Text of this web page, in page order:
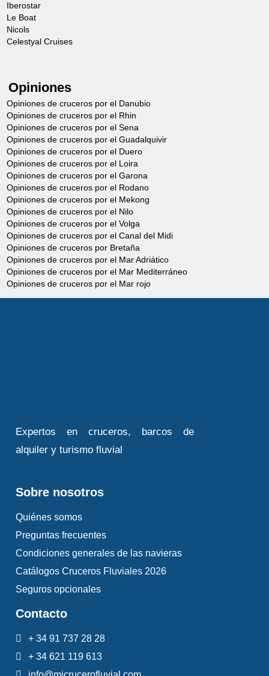
Iberostar
Le Boat
Nicols
Celestyal Cruises
Opiniones
Opiniones de cruceros por el Danubio
Opiniones de cruceros por el Rhin
Opiniones de cruceros por el Sena
Opiniones de cruceros por el Guadalquivir
Opiniones de cruceros por el Duero
Opiniones de cruceros por el Loira
Opiniones de cruceros por el Garona
Opiniones de cruceros por el Rodano
Opiniones de cruceros por el Mekong
Opiniones de cruceros por el Nilo
Opiniones de cruceros por el Volga
Opiniones de cruceros por el Canal del Midi
Opiniones de cruceros por Bretaña
Opiniones de cruceros por el Mar Adriático
Opiniones de cruceros por el Mar Mediterráneo
Opiniones de cruceros por el Mar rojo
Expertos en cruceros, barcos de
alquiler y turismo fluvial
Sobre nosotros
Quiénes somos
Preguntas frecuentes
Condiciones generales de las navieras
Catálogos Cruceros Fluviales 2026
Seguros opcionales
Contacto
+ 34 91 737 28 28
+ 34 621 119 613